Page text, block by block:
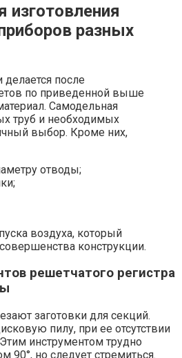
изготовления
разных
после
по приведенной выше
Самодельная
труб и необходимых
выбор. Кроме них,
отводы;
воздуха, который
конструкции.
решетчатого регистра
заготовки для секций.
пилу, при ее отсутствии
инструментом трудно
90°, но следует стремиться.